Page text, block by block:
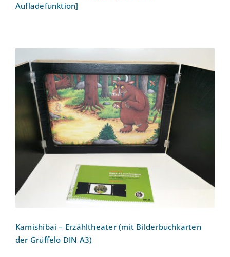
Aufladefunktion]
Kamishibai – Erzähltheater (mit
Bilderbuchkarten der Grüffelo DIN A3)
Kamishibai – Erzähltheater (mit Bilderbuchkarten
der Grüffelo DIN A3)